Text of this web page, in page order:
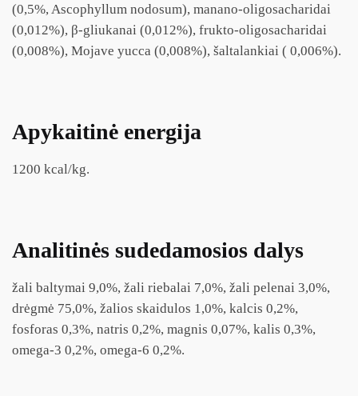
(0,5%, Ascophyllum nodosum), manano-oligosacharidai
(0,012%), β-gliukanai (0,012%), frukto-oligosacharidai
(0,008%), Mojave yucca (0,008%), šaltalankiai ( 0,006%).
Apykaitinė energija
1200 kcal/kg.
Analitinės sudedamosios dalys
žali baltymai 9,0%, žali riebalai 7,0%, žali pelenai 3,0%,
drėgmė 75,0%, žalios skaidulos 1,0%, kalcis 0,2%,
fosforas 0,3%, natris 0,2%, magnis 0,07%, kalis 0,3%,
omega-3 0,2%, omega-6 0,2%.